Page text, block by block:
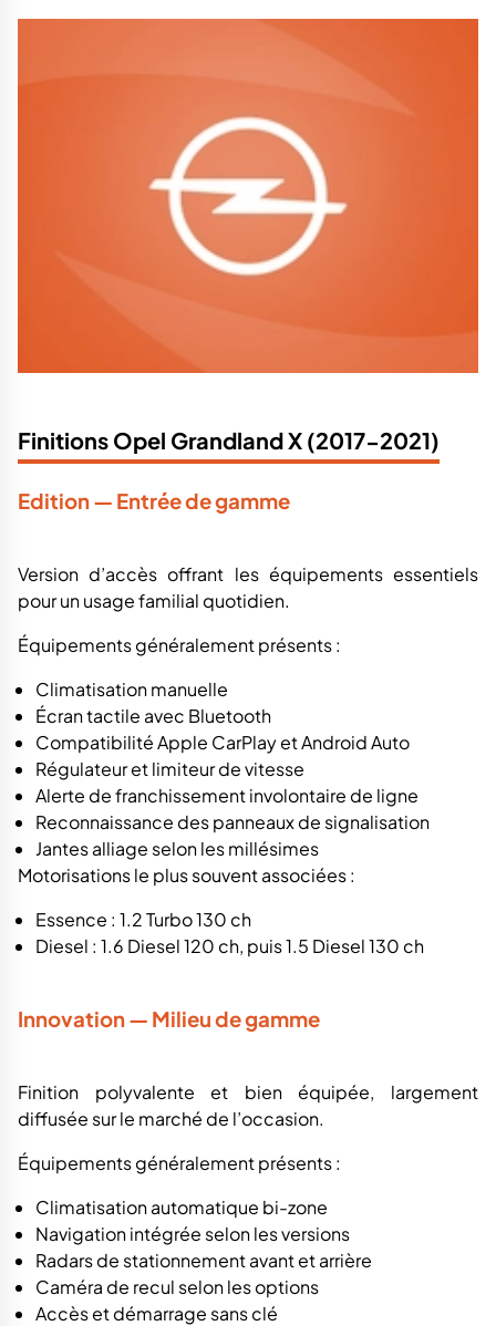
Finitions Opel Grandland X (2017-2021)
Edition — Entrée de gamme
Version d’accès offrant les équipements essentiels
pour un usage familial quotidien.
Équipements généralement présents :
Climatisation manuelle
Écran tactile avec Bluetooth
Compatibilité Apple CarPlay et Android Auto
Régulateur et limiteur de vitesse
Alerte de franchissement involontaire de ligne
Reconnaissance des panneaux de signalisation
Jantes alliage selon les millésimes
Motorisations le plus souvent associées :
Essence : 1.2 Turbo 130 ch
Diesel : 1.6 Diesel 120 ch, puis 1.5 Diesel 130 ch
Innovation — Milieu de gamme
Finition polyvalente et bien équipée, largement
diffusée sur le marché de l’occasion.
Équipements généralement présents :
Climatisation automatique bi-zone
Navigation intégrée selon les versions
Radars de stationnement avant et arrière
Caméra de recul selon les options
Accès et démarrage sans clé